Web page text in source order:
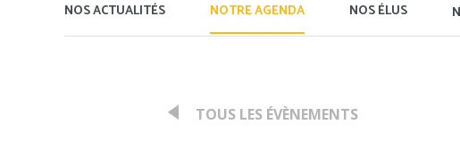
NOS ACTUALITÉS NOTRE AGENDA NOS ÉLUS
TOUS LES ÉVÈNEMENTS